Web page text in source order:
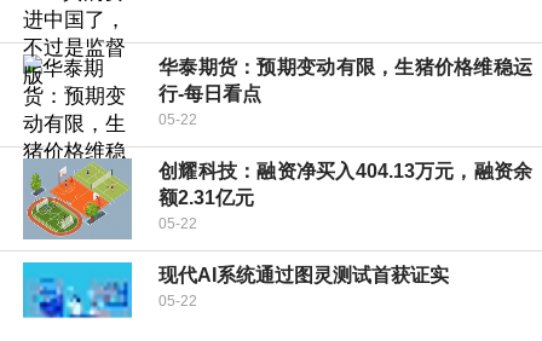
华泰期货：预期变动有限，生猪价格维稳运
行-每日看点
05-22
创耀科技：融资净买入404.13万元，融资余
额2.31亿元
05-22
现代AI系统通过图灵测试首获证实
05-22